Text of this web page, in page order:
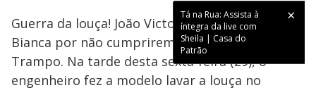
Tá na Rua: Assista à
íntegra da live com
Sheila | Casa do
Patrão
Guerra da louça! João Victor puniu Matheus e
Bianca por não cumprirem suas funções no
Trampo. Na tarde desta sexta-feira (29), o
engenheiro fez a modelo lavar a louça no